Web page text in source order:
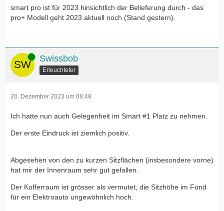
smart pro ist für 2023 hinsichtlich der Belieferung durch - das
pro+ Modell geht 2023 aktuell noch (Stand gestern).
Online Swissbob
Erleuchteter
20. Dezember 2023 um 08:48
Ich hatte nun auch Gelegenheit im Smart #1 Platz zu nehmen.
Der erste Eindruck ist ziemlich positiv.
Abgesehen von den zu kurzen Sitzflächen (insbesondere vorne)
hat mir der Innenraum sehr gut gefallen.
Der Kofferraum ist grösser als vermutet, die Sitzhöhe im Fond
für ein Elektroauto ungewöhnlich hoch.